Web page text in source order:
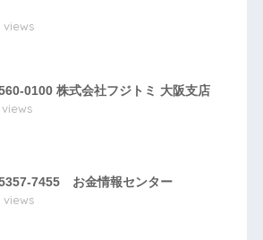
views
0100 株式会社フジトミ 大阪支店
7455 お金情報センター
views